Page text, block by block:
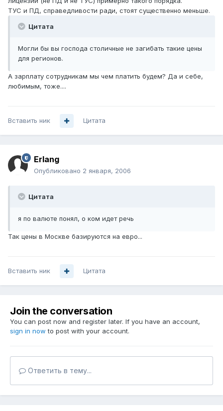
ТУС и ПД, справедливости ради, стоят существенно меньше.
Цитата
Могли бы вы господа столичные не загибать такие цены
для регионов.
А зарплату сотрудникам мы чем платить будем? Да и себе,
любимым, тоже....
Вставить ник Цитата
Erlang
Опубликовано 2 января, 2006
Цитата
я по валюте понял, о ком идет речь
Так цены в Москве базируются на евро...
Вставить ник Цитата
Join the conversation
You can post now and register later. If you have an account,
sign in now to post with your account.
Ответить в тему...